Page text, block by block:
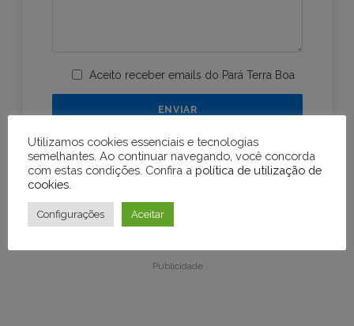
Aceito receber emails do Pará Terra Boa
Publicidade
Publicidade
Utilizamos cookies essenciais e tecnologias
semelhantes. Ao continuar navegando, você concorda
com estas condições. Confira a política de utilização de
cookies
Configurações Aceitar